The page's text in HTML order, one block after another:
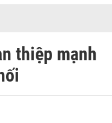
thiệp mạnh